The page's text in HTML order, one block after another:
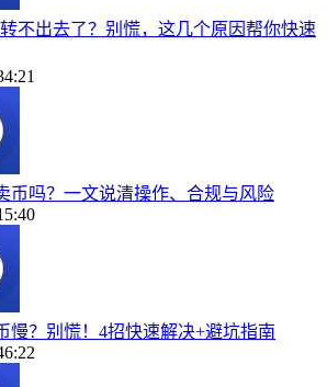
不出去了？别慌，这几个原因帮你快速
币吗？一文说清操作、合规与风险
慢？别慌！4招快速解决+避坑指南